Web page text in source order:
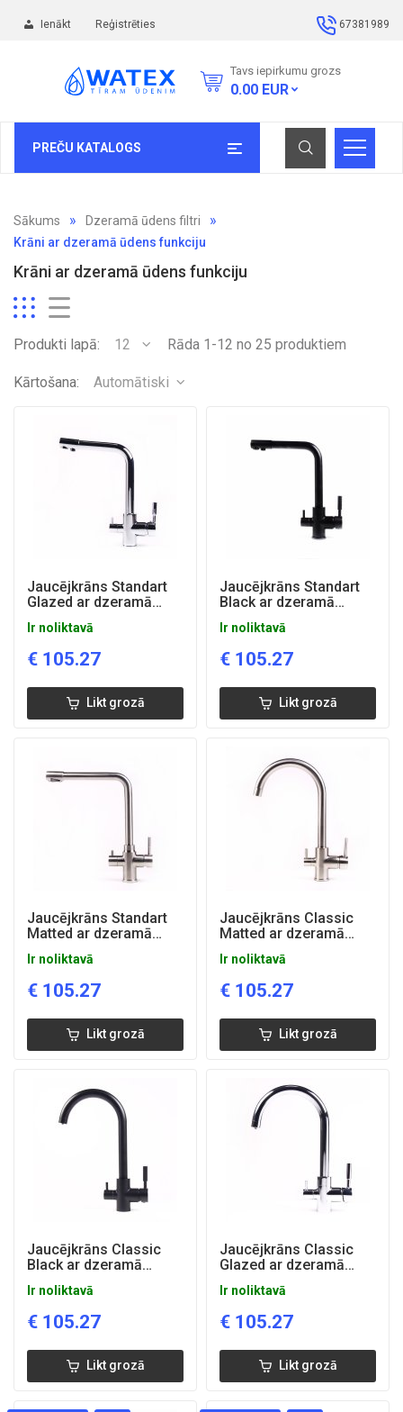
Ienākt Reģistrēties 67381989
Tavs iepirkumu grozs
0.00 EUR
PREČU KATALOGS
Sākums
Dzeramā ūdens filtri
Krāni ar dzeramā ūdens funkciju
Krāni ar dzeramā ūdens funkciju
Produkti lapā: 12 Rāda 1-12 no 25 produktiem
Kārtošana: Automātiski
Jaucējkrāns Standart
Glazed ar dzeramā
Ir noliktavā
€ 105.27
Likt grozā
Jaucējkrāns Standart
Black ar dzeramā
Ir noliktavā
€ 105.27
Likt grozā
Jaucējkrāns Standart
Matted ar dzeramā
Ir noliktavā
€ 105.27
Likt grozā
Jaucējkrāns Classic
Matted ar dzeramā
Ir noliktavā
€ 105.27
Likt grozā
Jaucējkrāns Classic
Black ar dzeramā
Ir noliktavā
€ 105.27
Likt grozā
Jaucējkrāns Classic
Glazed ar dzeramā
Ir noliktavā
€ 105.27
Likt grozā